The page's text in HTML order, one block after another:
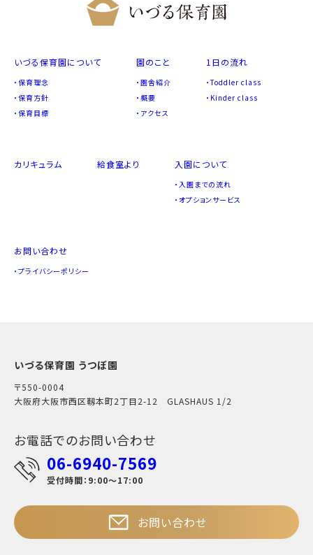
いづる保育園について
保育理念
保育方針
保育目標
園のこと
園舎紹介
概要
アクセス
1日の流れ
Toddler class
Kinder class
カリキュラム 給食室より 入園について
入園までの流れ
オプションサービス
お問い合わせ
プライバシーポリシー
いづる保育園 うつぼ園
〒550-0004
大阪府大阪市西区靱本町2丁目2-12 GLASHAUS 1/2
お電話でのお問い合わせ
06-6940-7569
受付時間：9:00～17:00
お問い合わせ